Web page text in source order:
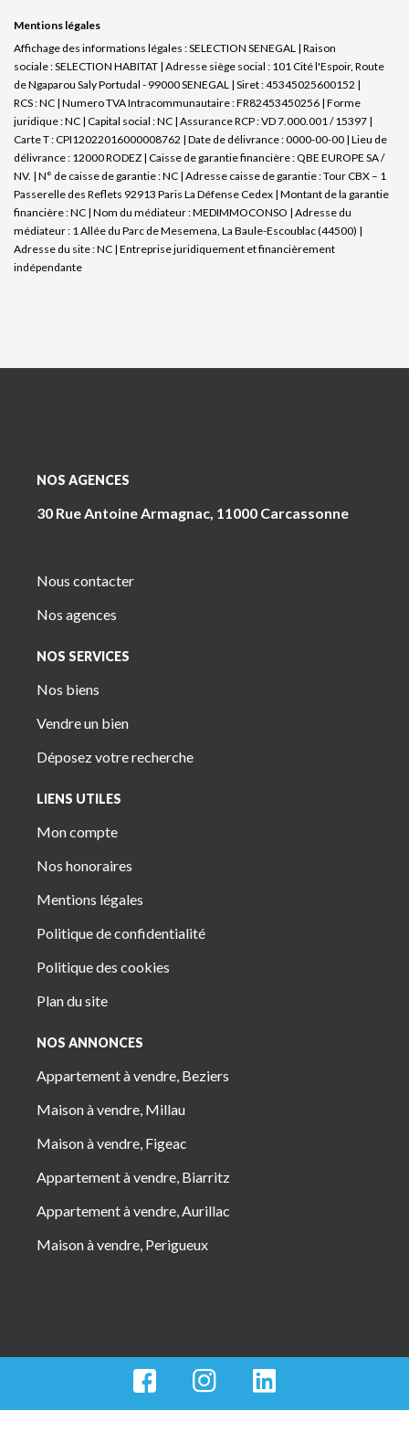
Mentions légales
Affichage des informations légales : SELECTION SENEGAL | Raison
sociale : SELECTION HABITAT | Adresse siège social : 101 Cité l'Espoir, Route
de Ngaparou Saly Portudal - 99000 SENEGAL | Siret : 45345025600152 |
RCS : NC | Numero TVA Intracommunautaire : FR82453450256 | Forme
juridique : NC | Capital social : NC | Assurance RCP : VD 7.000.001 / 15397 |
Carte T : CPI12022016000008762 | Date de délivrance : 0000-00-00 | Lieu de
délivrance : 12000 RODEZ | Caisse de garantie financière : QBE EUROPE SA /
NV. | N° de caisse de garantie : NC | Adresse caisse de garantie : Tour CBX – 1
Passerelle des Reflets 92913 Paris La Défense Cedex | Montant de la garantie
financière : NC | Nom du médiateur : MEDIMMOCONSO | Adresse du
médiateur : 1 Allée du Parc de Mesemena, La Baule-Escoublac (44500) |
Adresse du site : NC | Entreprise juridiquement et financièrement
indépendante
NOS AGENCES
30 Rue Antoine Armagnac, 11000 Carcassonne
Nous contacter
Nos agences
NOS SERVICES
Nos biens
Vendre un bien
Déposez votre recherche
LIENS UTILES
Mon compte
Nos honoraires
Mentions légales
Politique de confidentialité
Politique des cookies
Plan du site
NOS ANNONCES
Appartement à vendre, Beziers
Maison à vendre, Millau
Maison à vendre, Figeac
Appartement à vendre, Biarritz
Appartement à vendre, Aurillac
Maison à vendre, Perigueux